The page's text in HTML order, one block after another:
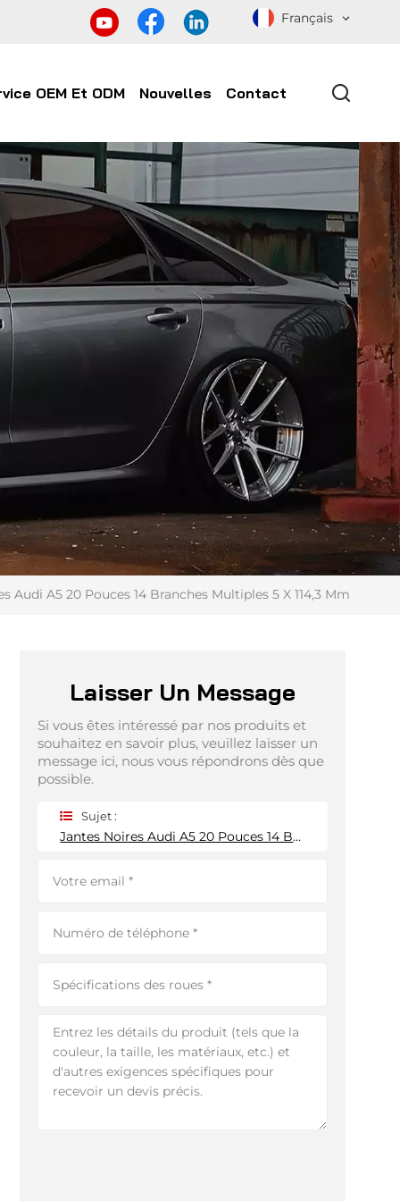
Français
OEM Et ODM Nouvelles Contact
Audi A5 20 Pouces 14 Branches Multiples 5 X 114,3 Mm
Laisser Un Message
Si vous êtes intéressé par nos produits et
souhaitez en savoir plus, veuillez laisser un
message ici, nous vous répondrons dès que
possible.
Sujet :
Jantes Noires Audi A5 20 Pouces 14 Branches Multiples 5 X 114,3 Mm